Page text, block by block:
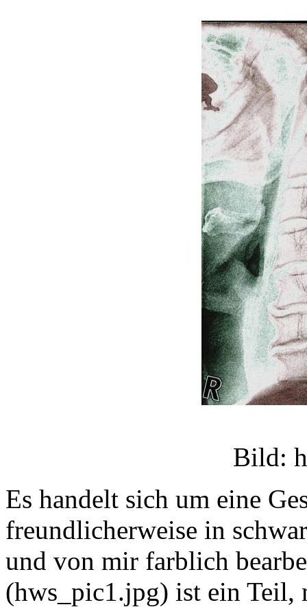
Bild:
Es handelt sich um eine
freundlicherweise in
und von mir farblich
(hws_pic1.jpg) ist ein Teil,